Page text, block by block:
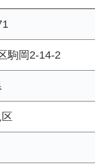
駒岡2-14-2